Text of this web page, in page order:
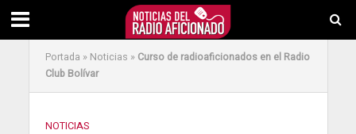
Portada » Noticias » Curso de radioaficionados en el Radio
Club Bolívar
NOTICIAS